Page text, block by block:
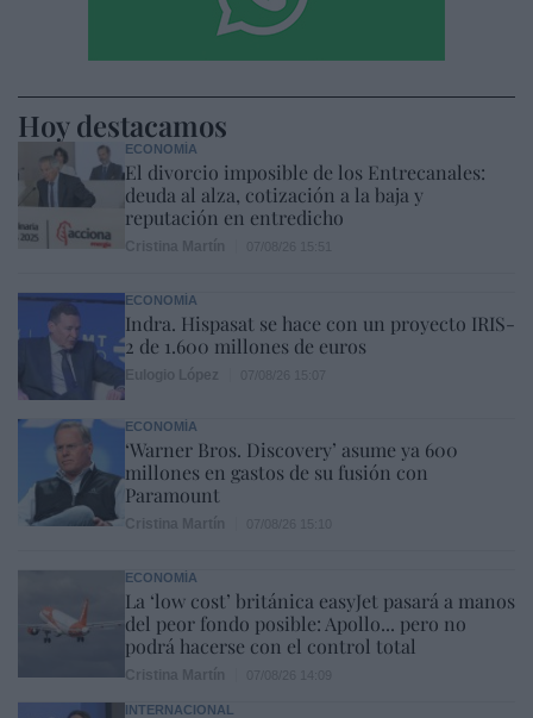
Hoy destacamos
ECONOMÍA
El divorcio imposible de los Entrecanales:
deuda al alza, cotización a la baja y
reputación en entredicho
ECONOMÍA
Indra. Hispasat se hace con un proyecto IRIS-
2 de 1.600 millones de euros
ECONOMÍA
‘Warner Bros. Discovery’ asume ya 600
millones en gastos de su fusión con
Paramount
ECONOMÍA
La ‘low cost’ británica easyJet pasará a manos
del peor fondo posible: Apollo... pero no
podrá hacerse con el control total
INTERNACIONAL